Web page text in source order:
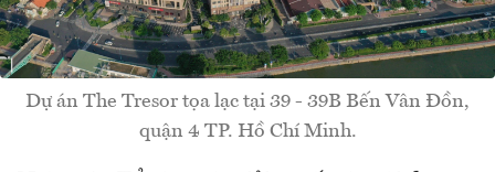
Dự án The Tresor tọa lạc tại 39 - 39B Bến Vân Đồn,
quận 4 TP. Hồ Chí Minh.